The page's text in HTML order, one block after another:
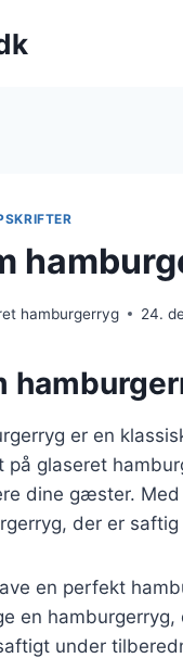
hamburgerryg 24.
er en
på glaseret
dine gæster.
der er
en perfekt
en
under